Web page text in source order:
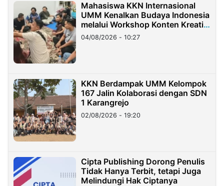
Mahasiswa KKN Internasional
UMM Kenalkan Budaya Indonesia
melalui Workshop Konten Kreatif
di Taiwan
04/08/2026 - 10:27
KKN Berdampak UMM Kelompok
167 Jalin Kolaborasi dengan SDN
1 Karangrejo
02/08/2026 - 19:20
Cipta Publishing Dorong Penulis
Tidak Hanya Terbit, tetapi Juga
Melindungi Hak Ciptanya